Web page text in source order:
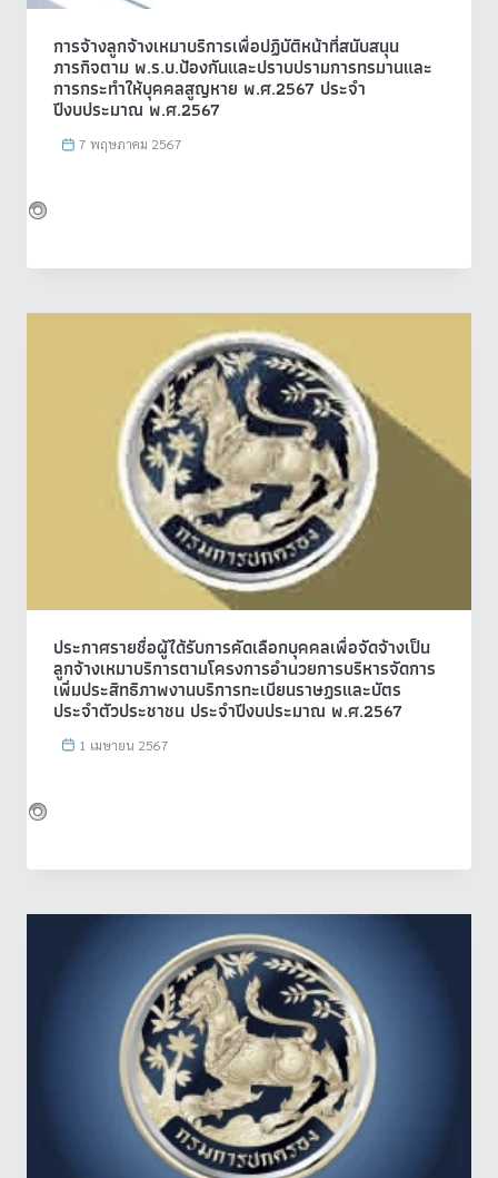
การจ้างลูกจ้างเหมาบริการเพื่อปฏิบัติหน้าที่สนับสนุน
ภารกิจตาม พ.ร.บ.ป้องกันและปราบปรามการทรมานและ
การกระทำให้บุคคลสูญหาย พ.ศ.2567 ประจำ
ปีงบประมาณ พ.ศ.2567
7 พฤษภาคม 2567
ประกาศรายชื่อผู้ได้รับการคัดเลือกบุคคลเพื่อจัดจ้างเป็น
ลูกจ้างเหมาบริการตามโครงการอำนวยการบริหารจัดการ
เพิ่มประสิทธิภาพงานบริการทะเบียนราษฏรและบัตร
ประจำตัวประชาชน ประจำปีงบประมาณ พ.ศ.2567
1 เมษายน 2567